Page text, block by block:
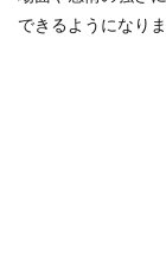
できるようになりま